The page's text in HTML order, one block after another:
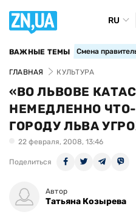
RU
ВАЖНЫЕ ТЕМЫ Смена
ГЛАВНАЯ КУЛЬТУРА
«ВО ЛЬВОВЕ
НЕМЕДЛЕННО
ГОРОДУ ЛЬВА
22 февраля, 2008, 13:46
Поделиться
Автор
Татьяна Козырева